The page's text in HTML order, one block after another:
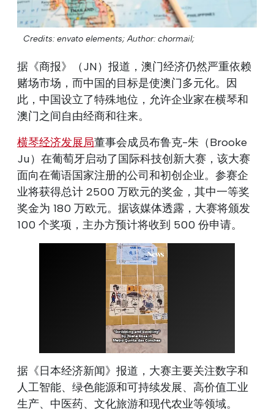
Credits: envato elements; Author: chormail;
据《商报》（JN）报道，澳门经济仍然严重依赖
赌场市场，而中国的目标是使澳门多元化。因
此，中国设立了特殊地位，允许企业家在横琴和
澳门之间自由经商和往来。
横琴经济发展局董事会成员布鲁克-朱（Brooke
Ju）在葡萄牙启动了国际科技创新大赛，该大赛
面向在葡语国家注册的公司和初创企业。参赛企
业将获得总计 2500 万欧元的奖金，其中一等奖
奖金为 180 万欧元。据该媒体透露，大赛将颁发
100 个奖项，主办方预计将收到 500 份申请。
据《日本经济新闻》报道，大赛主要关注数字和
人工智能、绿色能源和可持续发展、高价值工业
生产、中医药、文化旅游和现代农业等领域。